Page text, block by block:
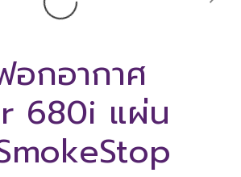
อกอากาศ
680i แผ่น